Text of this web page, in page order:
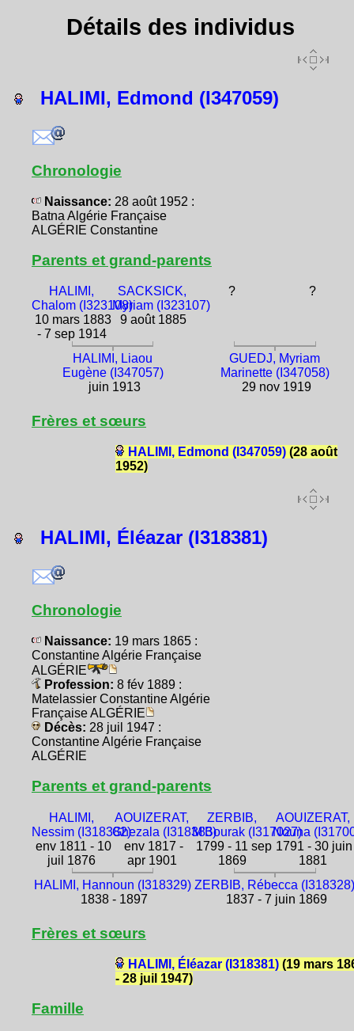
Détails des individus
HALIMI, Edmond (I347059)
Chronologie
Naissance: 28 août 1952 :
Batna Algérie Française
ALGÉRIE Constantine
Parents et grand-parents
HALIMI,
Chalom (I323108)
10 mars 1883
- 7 sep 1914
SACKSICK,
Myriam (I323107)
9 août 1885
? ?
HALIMI, Liaou
Eugène (I347057)
juin 1913
GUEDJ, Myriam
Marinette (I347058)
29 nov 1919
Frères et sœurs
HALIMI, Edmond (I347059)(28 août
1952)
HALIMI, Éléazar (I318381)
Chronologie
Naissance: 19 mars 1865 :
Constantine Algérie Française
ALGÉRIE
Profession: 8 fév 1889 :
Matelassier Constantine Algérie
Française ALGÉRIE
Décès: 28 juil 1947 :
Constantine Algérie Française
ALGÉRIE
Parents et grand-parents
HALIMI,
Nessim (I318382)
env 1811 - 10
juil 1876
AOUIZERAT,
Ghezala (I318383)
env 1817 -
apr 1901
ZERBIB,
M'Bourak (I317027)
1799 - 11 sep
1869
AOUIZERAT,
Nouna
1791 - 30 juin
1881
HALIMI, Hannoun (I318329)
1838 - 1897
ZERBIB, Rébecca
1837 - 7 juin 1869
Frères et sœurs
HALIMI, Éléazar (I318381)(19 mars
- 28 juil 1947)
Famille